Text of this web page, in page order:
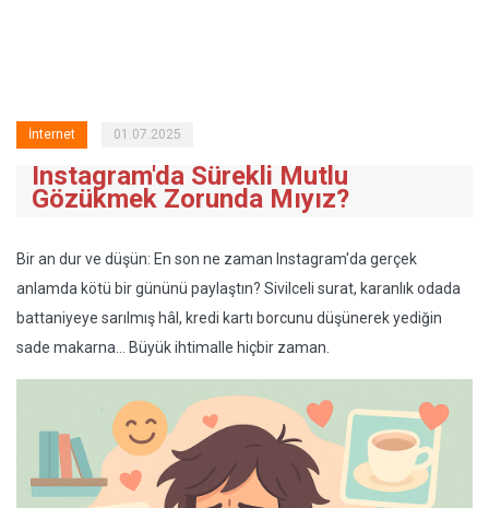
İnternet 01.07.2025
Instagram'da Sürekli Mutlu
Gözükmek Zorunda Mıyız?
Bir an dur ve düşün: En son ne zaman Instagram'da gerçek
anlamda kötü bir gününü paylaştın? Sivilceli surat, karanlık odada
battaniyeye sarılmış hâl, kredi kartı borcunu düşünerek yediğin
sade makarna… Büyük ihtimalle hiçbir zaman.